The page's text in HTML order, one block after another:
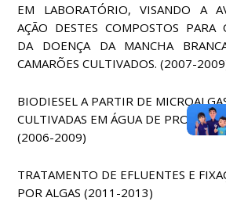
EM LABORATÓRIO, VISANDO A
AÇÃO DESTES COMPOSTOS PARA
DA DOENÇA DA MANCHA
CAMARÕES CULTIVADOS. (2007-
BIODIESEL A PARTIR DE
CULTIVADAS EM ÁGUA DE
(2006-2009)
TRATAMENTO DE EFLUENTES E
POR ALGAS (2011-2013)